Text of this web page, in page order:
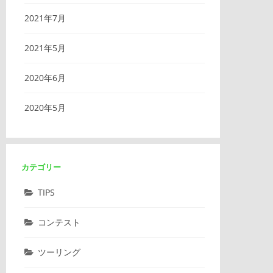
2021年7月
2021年5月
2020年6月
2020年5月
カテゴリー
TIPS
コンテスト
ツーリング